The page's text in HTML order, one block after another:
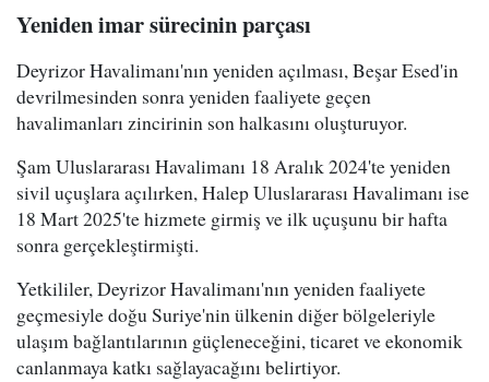
Yeniden imar sürecinin parçası
Deyrizor Havalimanı'nın yeniden açılması, Beşar Esed'in
devrilmesinden sonra yeniden faaliyete geçen
havalimanları zincirinin son halkasını oluşturuyor.
Şam Uluslararası Havalimanı 18 Aralık 2024'te yeniden
sivil uçuşlara açılırken, Halep Uluslararası Havalimanı ise
18 Mart 2025'te hizmete girmiş ve ilk uçuşunu bir hafta
sonra gerçekleştirmişti.
Yetkililer, Deyrizor Havalimanı'nın yeniden faaliyete
geçmesiyle doğu Suriye'nin ülkenin diğer bölgeleriyle
ulaşım bağlantılarının güçleneceğini, ticaret ve ekonomik
canlanmaya katkı sağlayacağını belirtiyor.